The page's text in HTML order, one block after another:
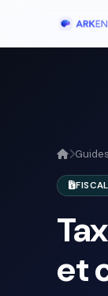
Guides
et